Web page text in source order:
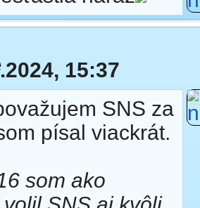
15:37
SNS za
písal viackrát.
som ako